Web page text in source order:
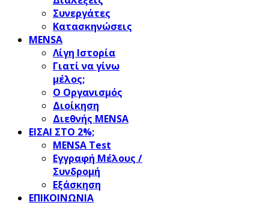
Συνεργάτες
Κατασκηνώσεις
MENSA
Λίγη Ιστορία
Γιατί να γίνω
μέλος;
Ο Οργανισμός
Διοίκηση
Διεθνής MENSA
ΕΙΣΑΙ ΣΤΟ 2%;
ΜΕΝSΑ Test
Εγγραφή Μέλους /
Συνδρομή
Εξάσκηση
ΕΠΙΚΟΙΝΩΝΙΑ